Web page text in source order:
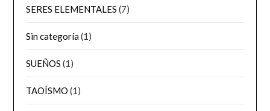
SERES ELEMENTALES (7)
Sin categoría(1)
SUEÑOS (1)
TAOÍSMO (1)